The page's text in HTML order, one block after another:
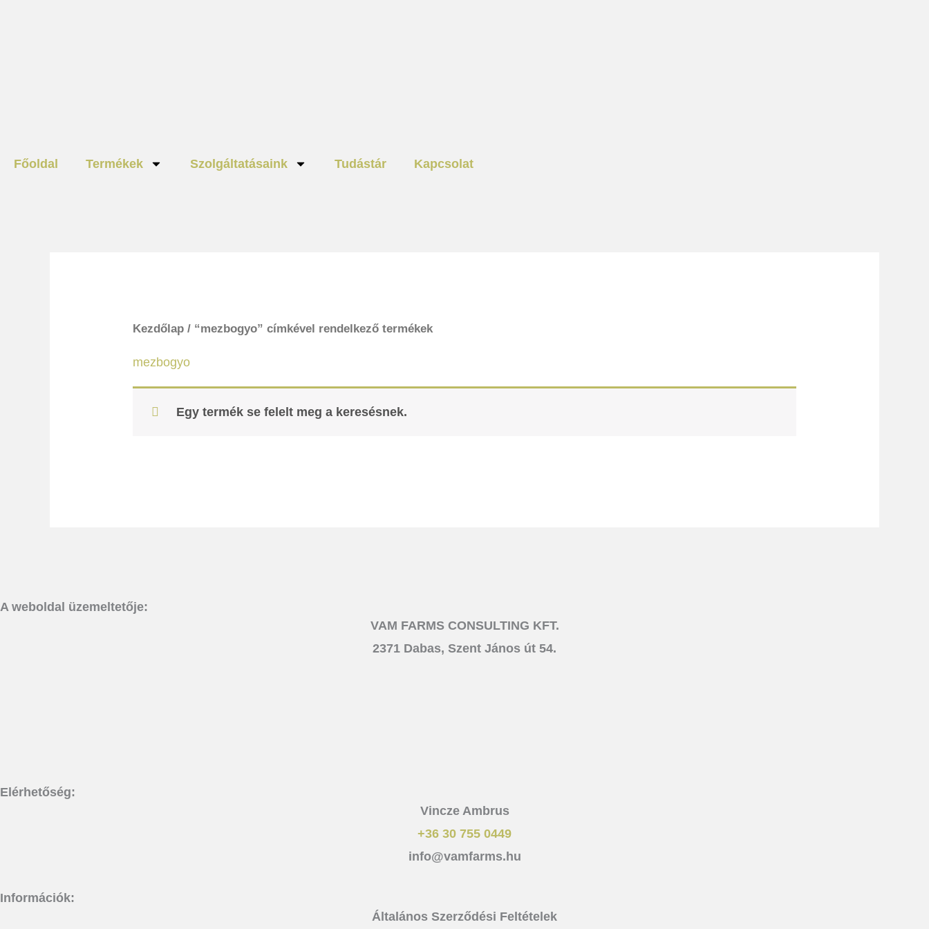
Főoldal Termékek Szolgáltatásaink Tudástár Kapcsolat
Kezdőlap / “mezbogyo” címkével rendelkező termékek
mezbogyo
Egy termék se felelt meg a keresésnek.
A weboldal üzemeltetője:
VAM FARMS CONSULTING KFT.
2371 Dabas, Szent János út 54.
Elérhetőség:
Vincze Ambrus
+36 30 755 0449
info@vamfarms.hu
Információk:
Általános Szerződési Feltételek